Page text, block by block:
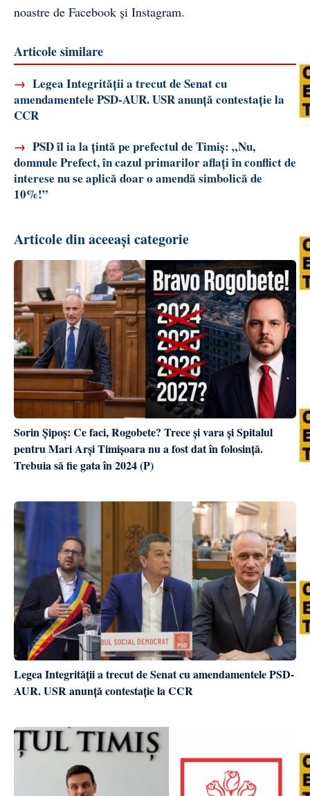
noastre de Facebook și Instagram.
Articole similare
→ Legea Integrității a trecut de Senat cu
amendamentele PSD-AUR. USR anunță contestație la
CCR
→ PSD îl ia la țintă pe prefectul de Timiș: „Nu,
domnule Prefect, în cazul primarilor aflați în conflict de
interese nu se aplică doar o amendă simbolică de
10%!”
Articole din aceeași categorie
Sorin Șipoș: Ce faci, Rogobete? Trece și vara și Spitalul
pentru Mari Arși Timișoara nu a fost dat în folosință.
Trebuia să fie gata în 2024 (P)
Legea Integrității a trecut de Senat cu amendamentele PSD-
AUR. USR anunță contestație la CCR